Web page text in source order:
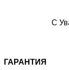
С
ГАРАНТИЯ